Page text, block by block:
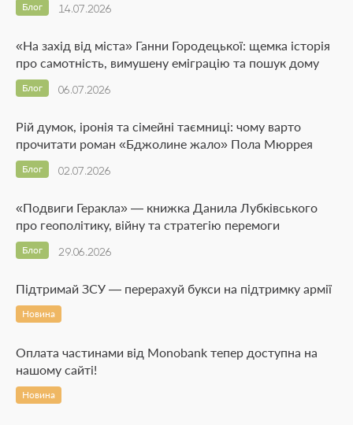
14.07.2026
Блог
«На захід від міста» Ганни Городецької: щемка історія
про самотність, вимушену еміграцію та пошук дому
06.07.2026
Блог
Рій думок, іронія та сімейні таємниці: чому варто
прочитати роман «Бджолине жало» Пола Мюррея
02.07.2026
Блог
«Подвиги Геракла» — книжка Данила Лубківського
про геополітику, війну та стратегію перемоги
29.06.2026
Блог
Підтримай ЗСУ — перерахуй букси на підтримку армії
Новина
Оплата частинами від Monobank тепер доступна на
нашому сайті!
Новина